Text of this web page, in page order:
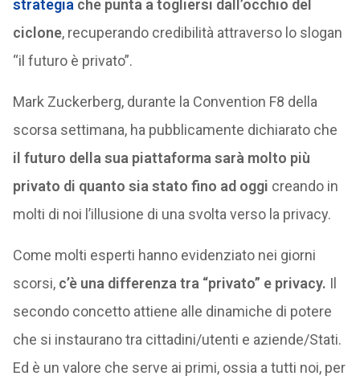
strategia che punta a togliersi dall’occhio del
ciclone, recuperando credibilità attraverso lo slogan
“il futuro è privato”.
Mark Zuckerberg, durante la Convention F8 della
scorsa settimana, ha pubblicamente dichiarato che
il futuro della sua piattaforma sarà molto più
privato di quanto sia stato fino ad oggi creando in
molti di noi l’illusione di una svolta verso la privacy.
Come molti esperti hanno evidenziato nei giorni
scorsi, c’è una differenza tra “privato” e privacy. Il
secondo concetto attiene alle dinamiche di potere
che si instaurano tra cittadini/utenti e aziende/Stati.
Ed è un valore che serve ai primi, ossia a tutti noi, per